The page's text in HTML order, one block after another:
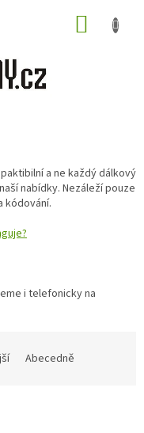
a ne každý dálkový
nabídky. Nezáleží pouze
kódování.
i telefonicky na
Abecedně